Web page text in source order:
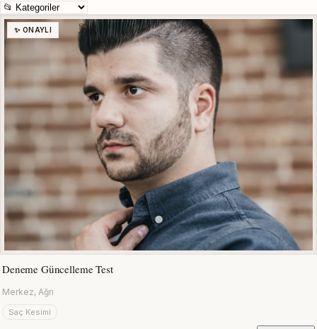
✨ ONAYLI
Deneme Güncelleme Test
Merkez, Ağrı
Saç Kesimi